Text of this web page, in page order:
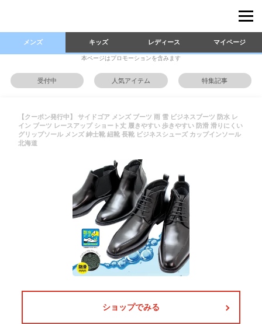
メンズ キッズ レディース マイページ
本ページはプロモーションを含みます
受付中 人気アイテム 特集記事
【クーポン発行中】 サイドゴア メンズ ブーツ 雨 雪 ビジネスブーツ 防水 レ
イン ブーツ レースアップ ショート丈 履きやすい 歩きやすい 防滑 滑りにくい
グリップソール メンズ 紳士靴 紐靴 長靴 ビジネスシューズ カップインソール
北海道
ショップでみる